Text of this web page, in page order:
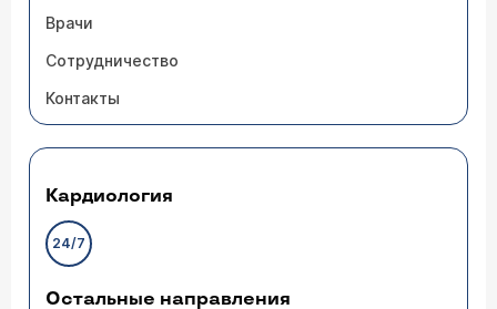
Врачи
Сотрудничество
Контакты
Кардиология
24/7
Остальные направления